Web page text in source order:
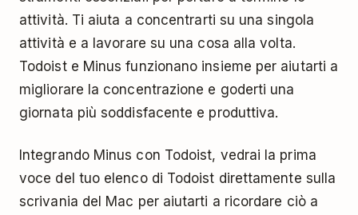
attività. Ti aiuta a concentrarti su una singola
attività e a lavorare su una cosa alla volta.
Todoist e Minus funzionano insieme per aiutarti a
migliorare la concentrazione e goderti una
giornata più soddisfacente e produttiva.
Integrando Minus con Todoist, vedrai la prima
voce del tuo elenco di Todoist direttamente sulla
scrivania del Mac per aiutarti a ricordare ciò a